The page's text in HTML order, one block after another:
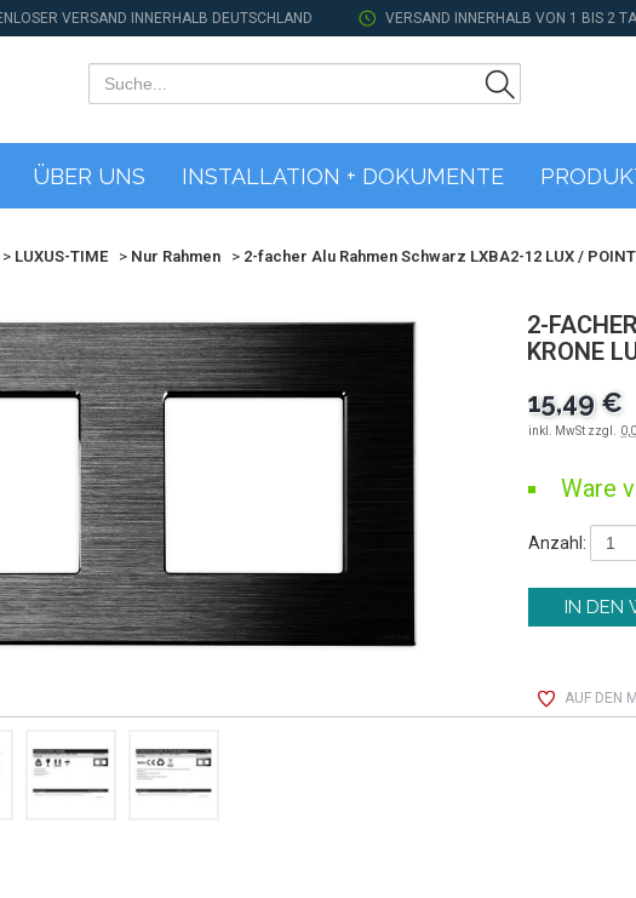
VERSAND INNERHALB DEUTSCHLAND VERSAND INNERHALB VON 1 BIS 2
ÜBER UNS INSTALLATION + DOKUMENTE
> LUXUS-TIME > Nur Rahmen > 2-facher Alu Rahmen Schwarz LXBA2-12 LUX / POINT
2-
KRONE
15,49 €
inkl. MwSt zzgl.
Ware
Anzahl:
AUF DEN